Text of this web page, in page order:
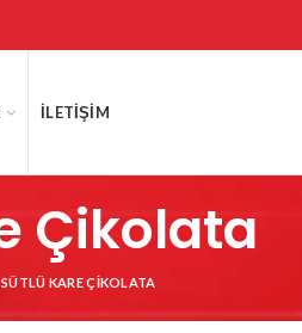
İLETIŞIM
Çikolata
KARE ÇIKOLATA